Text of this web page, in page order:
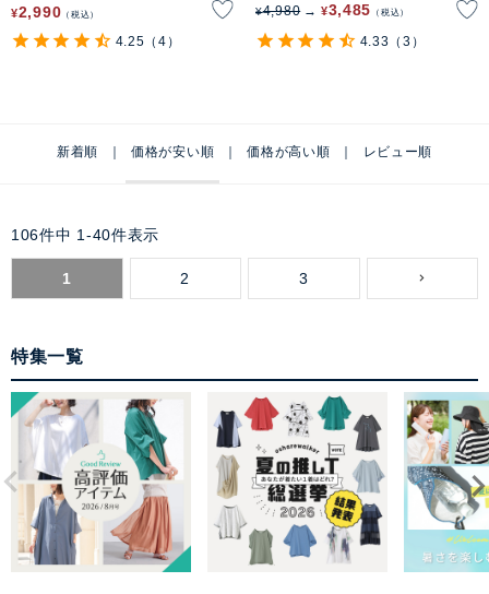
¥2,990 税込
4.25 （4）
¥4,980 ¥3,485 税込
4.33 （3）
新着順 価格が安い順 価格が高い順 レビュー順
106件中 1 -40件表示
1 2 3
特集一覧